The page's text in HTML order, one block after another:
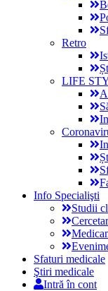
Retro
LIFE
Info Specialişti
Studii
Sfaturi medicale
Ştiri medicale
Intră în cont